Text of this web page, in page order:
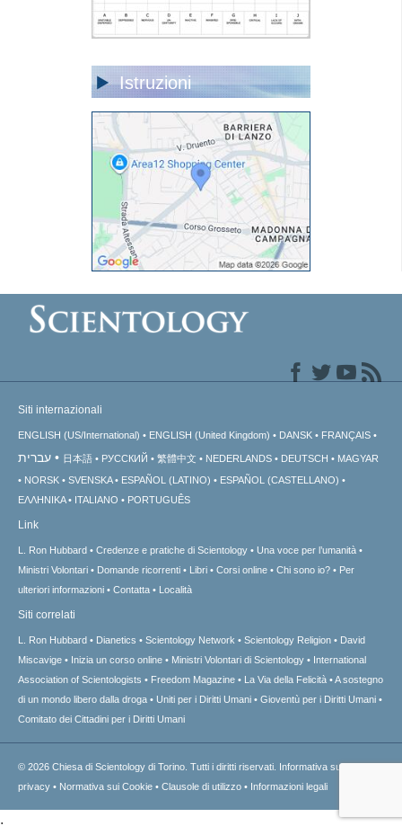
Istruzioni
Siti internazionali
ENGLISH (US/International) ENGLISH (United Kingdom) DANSK FRANÇAIS
עברית 日本語 РУССКИЙ 繁體中文 NEDERLANDS DEUTSCH
MAGYAR
NORSK
SVENSKA ESPAÑOL (LATINO)
ESPAÑOL (CASTELLANO)
ΕΛΛΗΝΙΚA
ITALIANO PORTUGUÊS
Link
L. Ron Hubbard Credenze e pratiche di Scientology
Una voce per l’umanità
Ministri Volontari
Domande ricorrenti Libri Corsi online Chi sono io?
Per
ulteriori informazioni
Contatta Località
Siti correlati
L. Ron Hubbard Dianetics Scientology Network Scientology Religion
David
Miscavige
Inizia un corso online Ministri Volontari di Scientology
International
Association of Scientologists
Freedom Magazine La Via della Felicità
A sostegno
di un mondo libero dalla droga
Uniti per i Diritti Umani
Gioventù per i Diritti Umani
Comitato dei Cittadini per i Diritti Umani
© 2026 Chiesa di Scientology di Torino. Tutti i diritti riservati.
Informativa sulla
privacy • Normativa sui Cookie • Clausole di utilizzo • Informazioni legali
.